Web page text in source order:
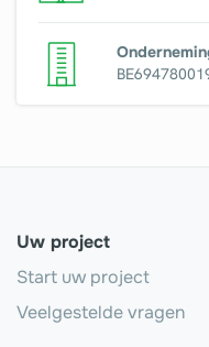
Uw project
Start uw project
Veelgestelde vragen